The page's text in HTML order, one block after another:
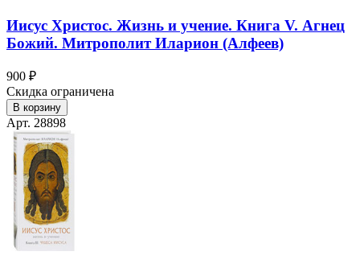
Иисус Христос. Жизнь и учение. Книга V. Агнец
Божий. Митрополит Иларион (Алфеев)
900 ₽
Скидка ограничена
В корзину
Арт. 28898